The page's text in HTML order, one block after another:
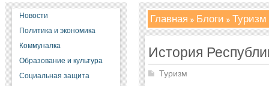
Новости
Политика и экономика
Коммуналка
Образование и культура
Социальная защита
Главная Блоги Туризм
История
Туризм